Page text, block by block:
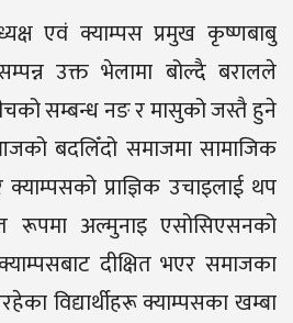
एवं क्याम्पस प्रमुख कृष्णबाबु
उक्त भेलामा बोल्दै बरालले
सम्बन्ध नङ र मासुको जस्तै हुने
बदलिँदो समाजमा सामाजिक
क्याम्पसको प्राज्ञिक उचाइलाई थप
रूपमा अल्मुनाइ एसोसिएसनको
दीक्षित भएर समाजका
विद्यार्थीहरू क्याम्पसका खम्बा